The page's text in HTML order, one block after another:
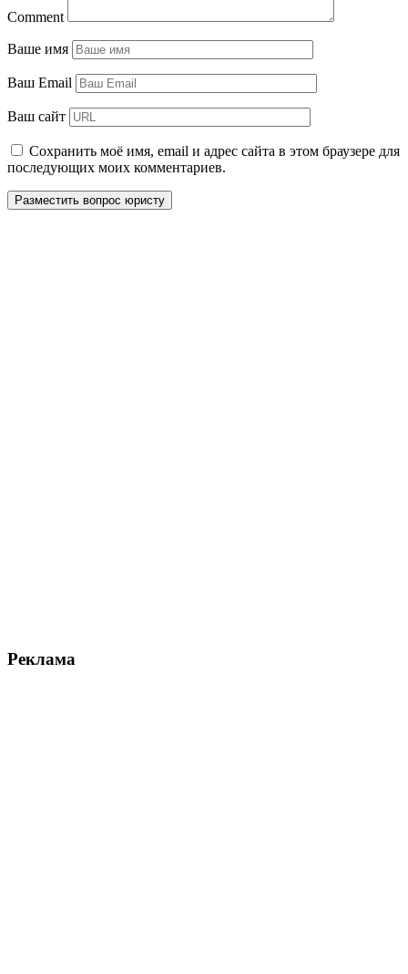
Comment
Ваше имя
Ваш Email
Ваш сайт
Сохранить моё имя, email и адрес сайта в этом браузере для
последующих моих комментариев.
Реклама